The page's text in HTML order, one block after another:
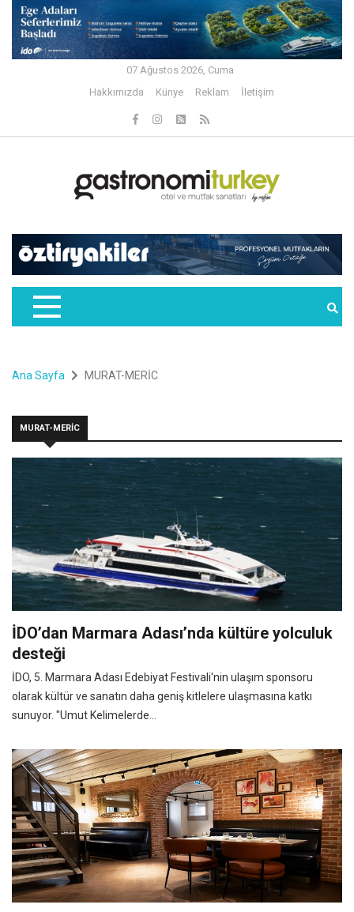
07 Ağustos 2026, Cuma
Hakkımızda
Künye Reklam İletişim
Ana Sayfa MURAT-MERİC
MURAT-MERİC
İDO’dan Marmara Adası’nda kültüre yolculuk
desteği
İDO, 5. Marmara Adası Edebiyat Festivali'nin ulaşım sponsoru
olarak kültür ve sanatın daha geniş kitlelere ulaşmasına katkı
sunuyor. "Umut Kelimelerde...